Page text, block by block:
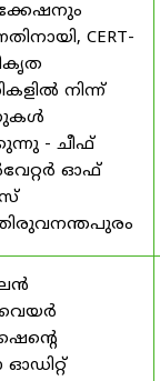
CERT-
നിന്ന്
- ചീഫ്
ഓഫ്